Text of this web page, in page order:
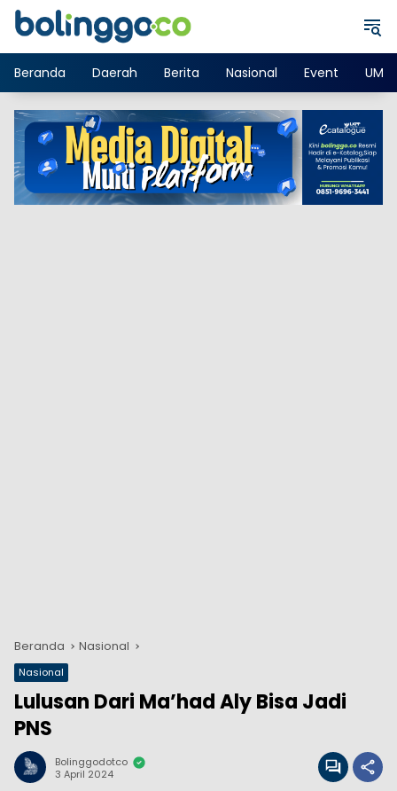
Langsung
Beranda
Daerah Berita Nasional Event
Beranda Nasional
Nasional
Lulusan Dari Ma’had Aly Bisa Jadi
PNS
Bolinggodotco
3 April 2024